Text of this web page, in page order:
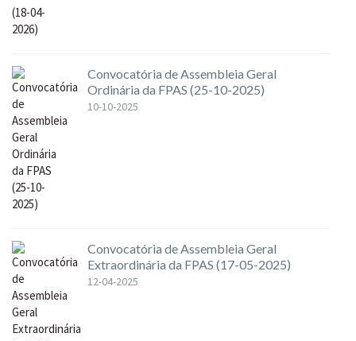
Convocatória de Assembleia Geral
Ordinária da FPAS (25-10-2025)
10-10-2025
Convocatória de Assembleia Geral
Extraordinária da FPAS (17-05-2025)
12-04-2025